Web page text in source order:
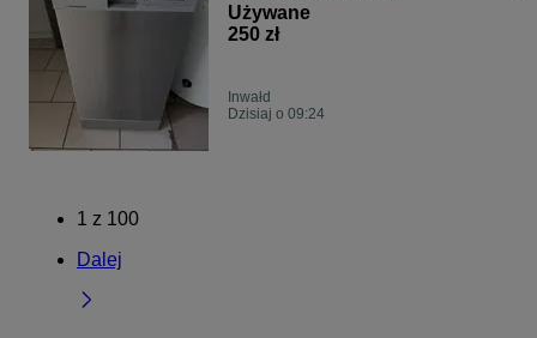
Używane
250 zł
Inwałd
Dzisiaj o 09:24
1 z 100
Dalej